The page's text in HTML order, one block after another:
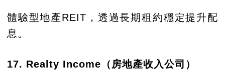
體驗型地產REIT，透過長期租約穩定提升配
息。
17. Realty Income（房地產收入公司）